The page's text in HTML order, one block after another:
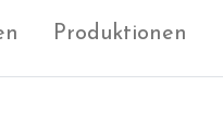
Produktionen